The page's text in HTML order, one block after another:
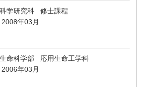
学研究科 修士課程
2008年03月
命科学部 応用生命工学科
2006年03月